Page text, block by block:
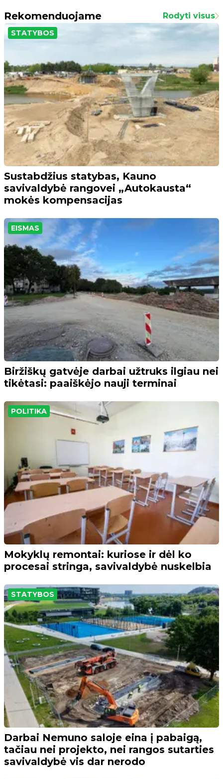
Rekomenduojame Rodyti visus
STATYBOS
Sustabdžius statybas, Kauno
savivaldybė rangovei „Autokausta“
mokės kompensacijas
EISMAS
Biržiškų gatvėje darbai užtruks ilgiau nei
tikėtasi: paaiškėjo nauji terminai
POLITIKA
Mokyklų remontai: kuriose ir dėl ko
procesai stringa, savivaldybė nuskelbia
STATYBOS
Darbai Nemuno saloje eina į pabaigą,
tačiau nei projekto, nei rangos sutarties
savivaldybė vis dar nerodo